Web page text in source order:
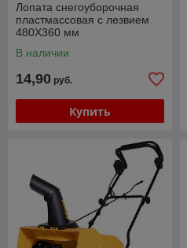
Лопата снегоуборочная
пластмассовая с лезвием
480Х360 мм
В наличии
14,90 руб.
Купить